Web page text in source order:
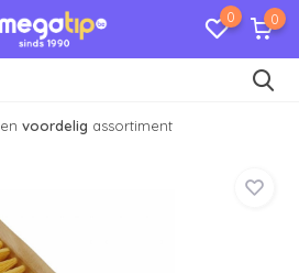
0 0
envoordelig assortiment